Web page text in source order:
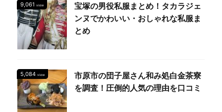
9,061 view
宝塚の男役私服まとめ！タカラジェ
ンヌでかわいい・おしゃれな私服ま
とめ
5,084 view
市原市の団子屋さん和み処白金茶寮
を調査！圧倒的人気の理由を口コミ